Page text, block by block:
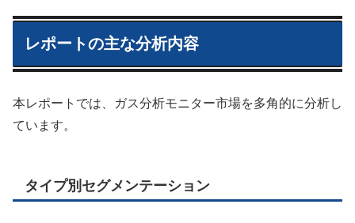
レポートの主な分析内容
本レポートでは、ガス分析モニター市場を多角的に分析し
ています。
タイプ別セグメンテーション